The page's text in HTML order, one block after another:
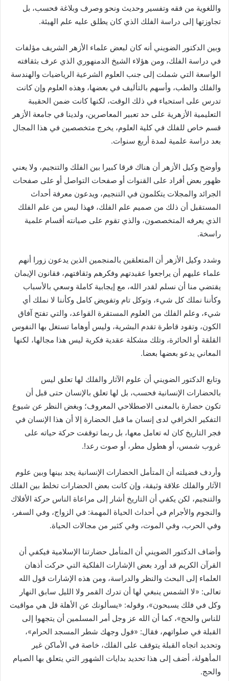
واللغوية من فقه وتفسير وحديث ونحو وصرف وبلاغة فحسب، بل
تجاوزتها إلى دراسة الفلك الذي كان يطلق عليه علم الهيئة.
وبين الدكتور الضويني أنه كان لبعض علماء الأزهر الشريف مؤلفات
في دراسة الفلك، ومن هؤلاء الشيخ الدمنهوري الذي عرف بثقافته
الواسعة التي شملت إلى جنب العلوم الشرعية الرياضيات والهندسة
والفلك والطب، وأسهم بالتأليف في بعضها، وهذه العلوم وإن كانت
تدرس على استحياء في ذلك الوقت، لكنها كانت ضمن الحقيبة
التعليمية الأزهرية على حد تعبير المعاصرين، ولدينا في جامعة الأزهر
قسم خاص للفلك في كلية العلوم، يخرج متخصصين في هذا المجال
بعد دراسة علمية لمدة أربع سنوات.
وأوضح وكيل الأزهر أن هناك فرقا كبيرا بين الفلك والتنجيم، ولا يعني
ظهور بعض أفراد على القنوات أو صفحات التواصل أو على صفحات
الجرائد والمجلات يتكلمون في التنجيم، ويدعون معرفة أحداث
المستقبل أن ذلك من صميم علم الفلك، فهذا ليس من علم الفلك
الذي يعرفه المتخصصون، والذي تقوم على صيانته أقسام علمية
راسخة.
وشدد وكيل الأزهر أن المتعلقين بالمنجمين الذين يدعون زورا أنهم
علماء عليهم أن يراجعوا عقيدتهم وفكرهم وثقافتهم، فقانون الإيمان
يقتضي منا أن نسلم لقدر الله، مع إيجابية كاملة وسعي بالأسباب
وكأننا نملك كل شيء، وتوكل تام وتفويض كامل وكأننا لا نملك أي
شيء، وعلم الفلك من العلوم المستقرة القواعد، والتي تفتح آفاق
الكون، وتقود قاطرة تقدم البشرية، وليس أوهاما تستغل بها النفوس
القلقة أو الحائرة، وتلك مشكلة عقدية فكرية ليس هذا مجالها، لكنها
المعاني يدعو بعضها بعضا.
وتابع الدكتور الضويني أن علوم الآثار والفلك لها تعلق ليس
بالحضارات الإنسانية فحسب، بل لها تعلق بالإنسان حتى قبل أن
تكون حضارة بالمعنى الاصطلاحي المعروف؛ وبغض النظر عن شيوع
التفكير الخرافي لدى إنسان ما قبل الحضارة إلا أن هذا الإنسان في
فجر التاريخ كان له تعامل معها، بل ربما توقفت حركة حياته على
غروب شمس، أو هطول مطر، أو صوت رعد!.
وأردف فضيلته أن المتأمل الحضارات الإنسانية يجد بينها وبين علوم
الآثار والفلك علاقة وثيقة، وإن كانت بعض الحضارات تخلط بين الفلك
والتنجيم، لكن يكفي أن التاريخ أشار إلى مراعاة الناس حركة الأفلاك
والنجوم والأجرام في أحداث الحياة المهمة: في الزواج، وفي السفر،
وفي الحرب، وفي الموت، وفي كثير من مجالات الحياة.
وأضاف الدكتور الضويني أن المتأمل حضارتنا الإسلامية فيكفي أن
القرآن الكريم قد أورد بعض الإشارات الفلكية التي حركت أذهان
العلماء إلى البحث والنظر والدراسة، ومن هذه الإشارات قول الله
تعالى: «لا الشمس ينبغي لها أن تدرك القمر ولا الليل سابق النهار
وكل في فلك يسبحون»، وقوله: «يسألونك عن الأهلة قل هي مواقيت
للناس والحج»، كما أن الله عز وجل أمر المسلمين أن يتجهوا إلى
القبلة في صلواتهم، فقال: «فول وجهك شطر المسجد الحرام»،
وتحديد اتجاه القبلة يتوقف على الفلك، خاصة في الأماكن غير
المأهولة، أضف إلى هذا تحديد بدايات الشهور التي يتعلق بها الصيام
والحج.